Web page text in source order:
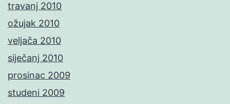
travanj 2010
ožujak 2010
veljača 2010
siječanj 2010
prosinac 2009
studeni 2009